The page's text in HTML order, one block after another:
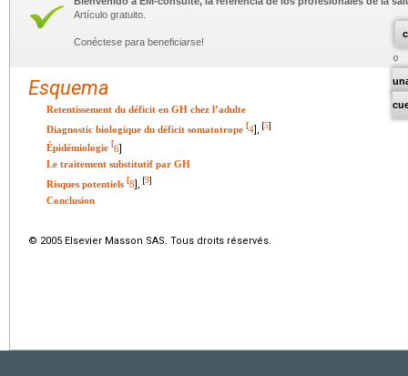
Artículo gratuito.
Conéctese para beneficiarse!
Esquema
Retentissement du déficit en GH chez l’adulte
Diagnostic biologique du déficit somatotrope [4], [5]
Épidémiologie 6]
Le traitement substitutif par GH
Risques potentiels [8], [9]
Conclusion
© 2005 Elsevier Masson SAS. Tous droits réservés.